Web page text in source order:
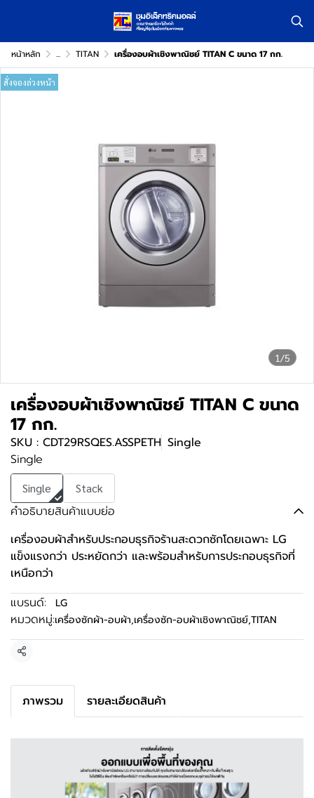
หน้าหลัก ... TITAN เครื่องอบผ้าเชิงพาณิชย์ TITAN C ขนาด 17 กก.
1/5
สั่งจองล่วงหน้า
เครื่องอบผ้าเชิงพาณิชย์ TITAN C ขนาด
17 กก.
SKU : CDT29RSQES.ASSPETH Single
Single
Single Stack
คำอธิบายสินค้าแบบย่อ
เครื่องอบผ้าสำหรับประกอบธุรกิจร้านสะดวกซักโดยเฉพาะ LG
แข็งแรงกว่า ประหยัดกว่า และพร้อมสำหรับการประกอบธุรกิจที่
เหนือกว่า
แบรนด์:
LG
หมวดหมู่:เครื่องซักผ้า-อบผ้า,เครื่องซัก-อบผ้าเชิงพาณิชย์,TITAN
แชร์
ภาพรวม รายละเอียดสินค้า